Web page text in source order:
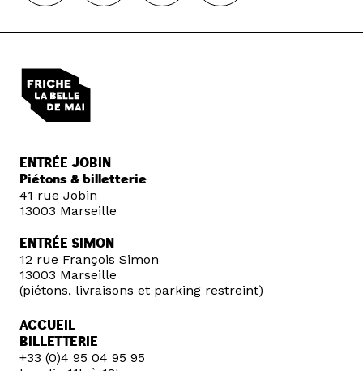
ENTRÉE JOBIN
Piétons & billetterie
41 rue Jobin
13003 Marseille
ENTRÉE SIMON
12 rue François Simon
13003 Marseille
(piétons, livraisons et parking restreint)
ACCUEIL
BILLETTERIE
+33 (0)4 95 04 95 95